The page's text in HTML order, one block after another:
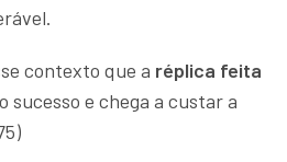
contexto que a réplica feita
sucesso e chega a custar a